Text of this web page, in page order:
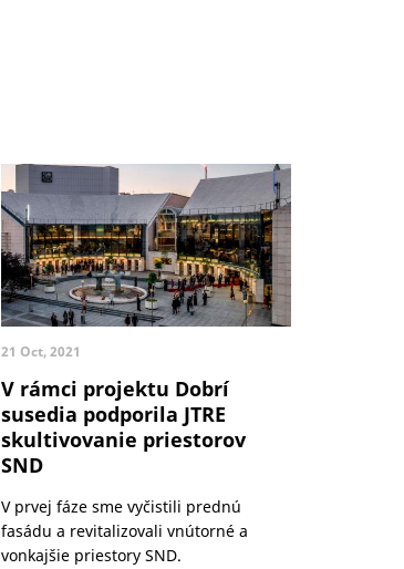
21 Oct, 2021
V rámci projektu Dobrí
susedia podporila JTRE
skultivovanie priestorov
SND
V prvej fáze sme vyčistili prednú
fasádu a revitalizovali vnútorné a
vonkajšie priestory SND.